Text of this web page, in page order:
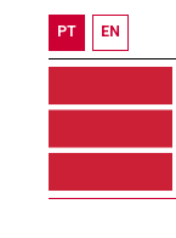
PT EN